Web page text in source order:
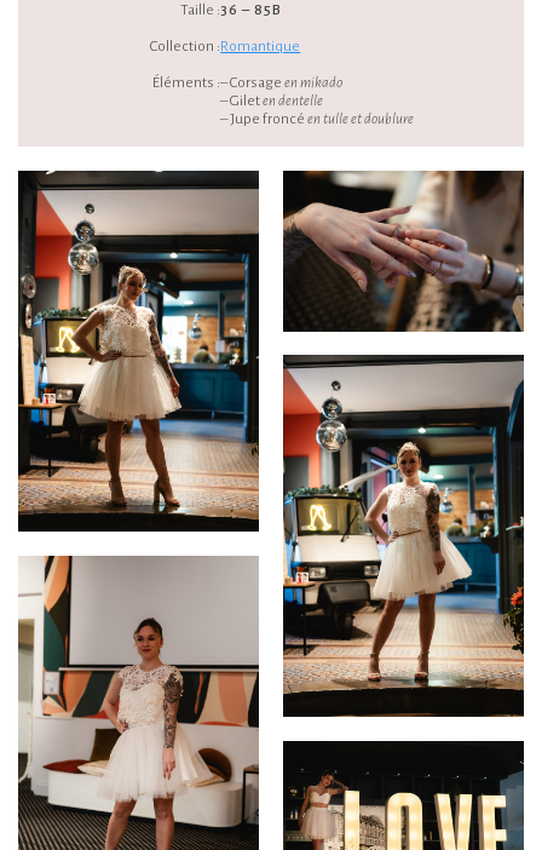
Taille :
Collection :
Éléments :
36 – 85B
Romantique
– Corsageen mikado
– Gileten dentelle
– Jupe froncéen tulle et doublure